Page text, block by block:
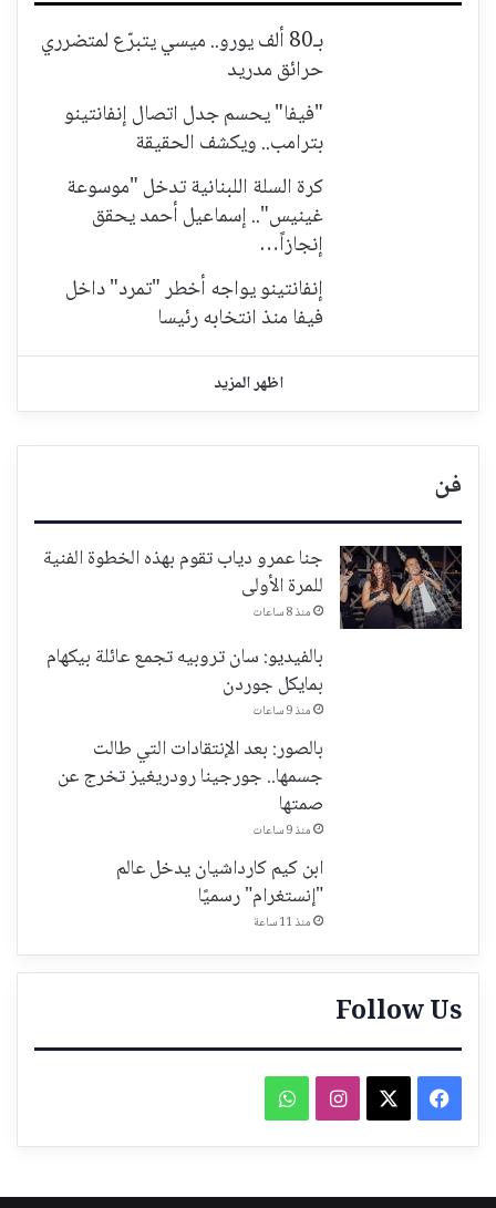
بـ80 ألف يورو.. ميسي يتبرّع لمتضرري
حرائق مدريد
"فيفا" يحسم جدل اتصال إنفانتينو
بترامب.. ويكشف الحقيقة
كرة السلة اللبنانية تدخل "موسوعة
غينيس".. إسماعيل أحمد يحقق
إنجازاً…
إنفانتينو يواجه أخطر "تمرد" داخل
فيفا منذ انتخابه رئيسا
اظهر المزيد
فن
جنا عمرو دياب تقوم بهذه الخطوة الفنية
للمرة الأولى
منذ 8 ساعات
بالفيديو: سان تروبيه تجمع عائلة بيكهام
بمايكل جوردن
منذ 9 ساعات
بالصور: بعد الإنتقادات التي طالت
جسمها.. جورجينا رودريغيز تخرج عن
صمتها
منذ 9 ساعات
ابن كيم كارداشيان يدخل عالم
"إنستغرام" رسميًا
منذ 11 ساعة
Follow Us
فيسبوك انستقرامواتساب